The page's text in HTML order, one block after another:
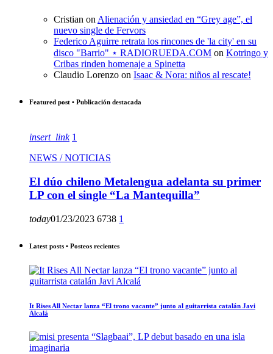
Cristian on Alienación y ansiedad en “Grey age”, el
nuevo single de Fervors
Federico Aguirre retrata los rincones de 'la city' en su
disco "Barrio" ⋆ RADIORUEDA.COM on Kotringo y
Cribas rinden homenaje a Spinetta
Claudio Lorenzo on Isaac & Nora: niños al rescate!
Featured post • Publicación destacada
insert_link 1
NEWS / NOTICIAS
El dúo chileno Metalengua adelanta su primer
LP con el single “La Mantequilla”
today01/23/2023 6738 1
Latest posts • Posteos recientes
It Rises All Nectar lanza “El trono vacante” junto al guitarrista catalán Javi
Alcalá